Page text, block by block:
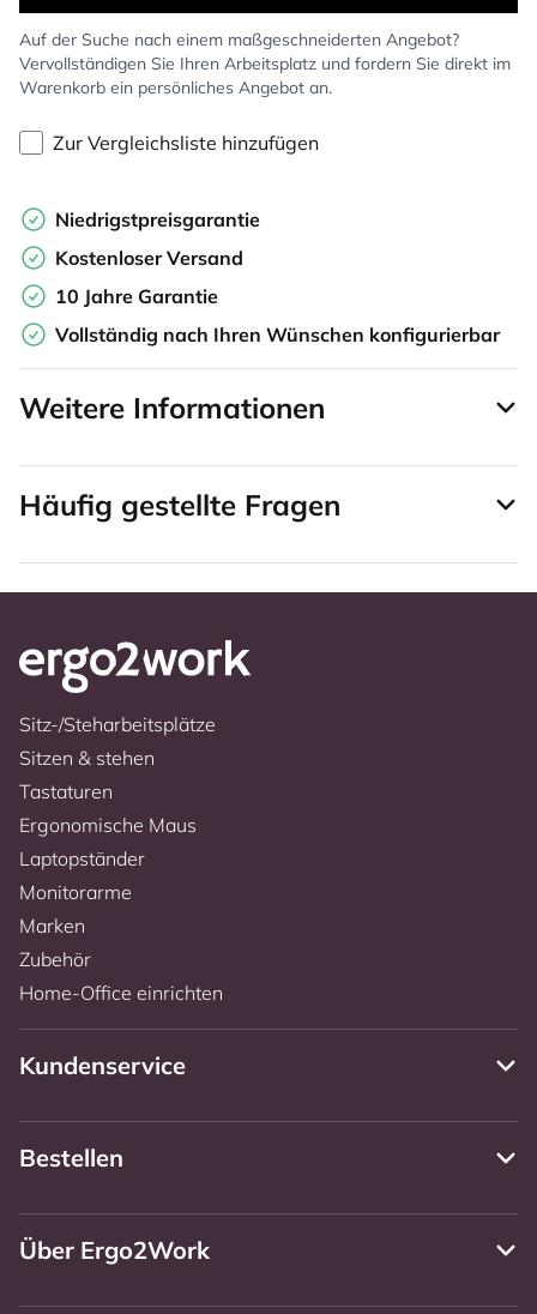
Auf der Suche nach einem maßgeschneiderten Angebot?
Vervollständigen Sie Ihren Arbeitsplatz und fordern Sie direkt im
Warenkorb ein persönliches Angebot an.
Zur Vergleichsliste hinzufügen
Niedrigstpreisgarantie
Kostenloser Versand
10 Jahre Garantie
Vollständig nach Ihren Wünschen konfigurierbar
Weitere Informationen
Häufig gestellte Fragen
Sitz-/Steharbeitsplätze
Sitzen & stehen
Tastaturen
Ergonomische Maus
Laptopständer
Monitorarme
Marken
Zubehör
Home-Office einrichten
Kundenservice
Bestellen
Über Ergo2Work